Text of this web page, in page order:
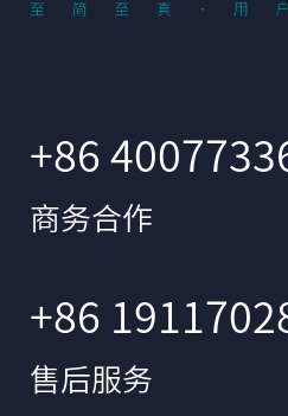
+86
商务合作
+86
售后服务